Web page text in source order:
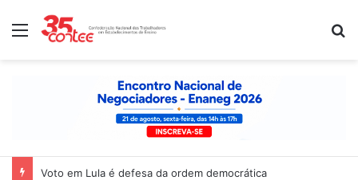
Menu
Voto em Lula é defesa da ordem democrática